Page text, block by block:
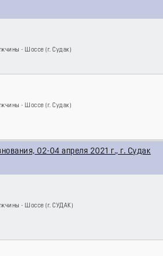
- Шоссе (г. Судак)
- Шоссе (г. Судак)
02-04 апреля 2021 г., г. Судак
- Шоссе (г. СУДАК)